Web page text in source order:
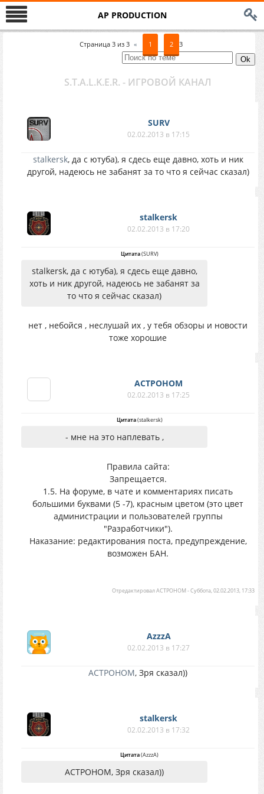
AP PRODUCTION
Страница 3 из 3 « 1 2 3
S.T.A.L.K.E.R. - ИГРОВОЙ КАНАЛ
SURV
02.02.2013 в 17:15
stalkersk, да с ютуба), я сдесь еще давно, хоть и ник
другой, надеюсь не забанят за то что я сейчас сказал)
stalkersk
02.02.2013 в 17:20
Цитата(SURV)
stalkersk, да с ютуба), я сдесь еще давно,
хоть и ник другой, надеюсь не забанят за
то что я сейчас сказал)
нет , небойся , неслушай их , у тебя обзоры и новости
тоже хорошие
АСТРОНОМ
02.02.2013 в 17:25
Цитата(stalkersk)
- мне на это наплевать ,
Правила сайта:
Запрещается.
1.5. На форуме, в чате и комментариях писать
большими буквами (5 -7), красным цветом (это цвет
администрации и пользователей группы
"Разработчики").
Наказание: редактирования поста, предупреждение,
возможен БАН.
ОтредактировалАСТРОНОМ-Суббота, 02.02.2013, 17:33
AzzzA
02.02.2013 в 17:27
АСТРОНОМ, Зря сказал))
stalkersk
02.02.2013 в 17:32
Цитата(AzzzA)
АСТРОНОМ, Зря сказал))